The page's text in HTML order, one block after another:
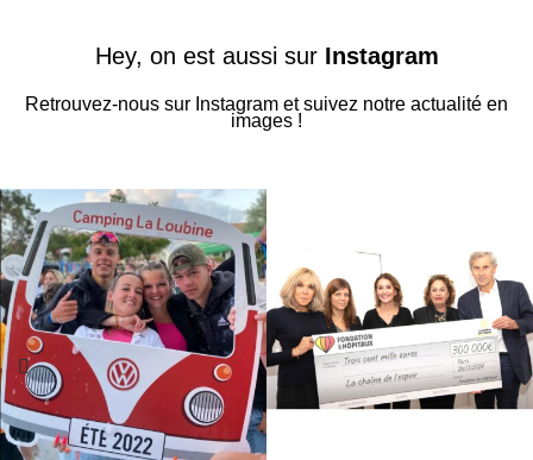
Hey, on est aussi sur Instagram
Retrouvez-nous sur Instagram et suivez notre actualité en
images !